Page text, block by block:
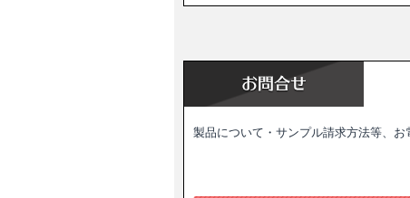
製品について・サンプル請求方法等、お